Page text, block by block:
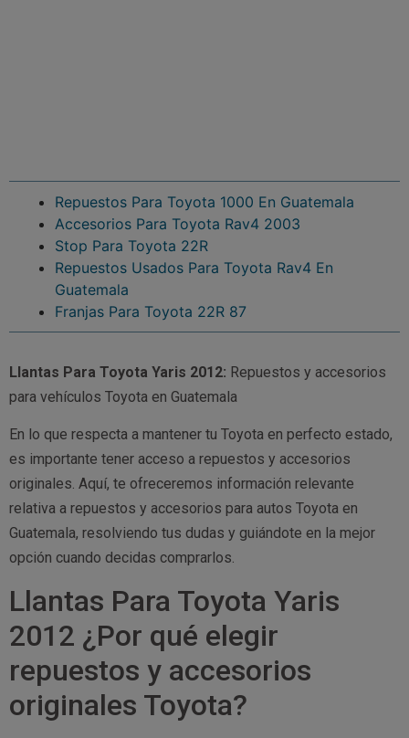
Repuestos Para Toyota 1000 En Guatemala
Accesorios Para Toyota Rav4 2003
Stop Para Toyota 22R
Repuestos Usados Para Toyota Rav4 En
Guatemala
Franjas Para Toyota 22R 87
Llantas Para Toyota Yaris 2012: Repuestos y accesorios
para vehículos Toyota en Guatemala
En lo que respecta a mantener tu Toyota en perfecto estado,
es importante tener acceso a repuestos y accesorios
originales. Aquí, te ofreceremos información relevante
relativa a repuestos y accesorios para autos Toyota en
Guatemala, resolviendo tus dudas y guiándote en la mejor
opción cuando decidas comprarlos.
Llantas Para Toyota Yaris
2012 ¿Por qué elegir
repuestos y accesorios
originales Toyota?